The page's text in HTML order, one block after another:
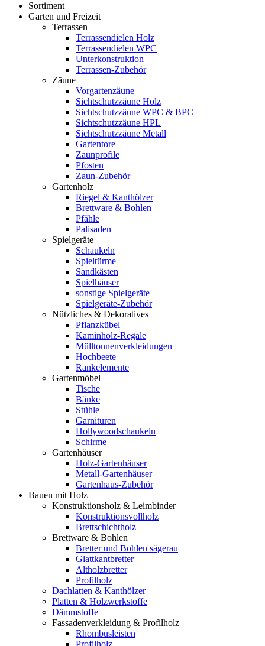
Sortiment
Garten und Freizeit
Terrassen
Terrassendielen Holz
Terrassendielen WPC
Unterkonstruktion
Terrassen-Zubehör
Zäune
Vorgartenzäune
Sichtschutzzäune Holz
Sichtschutzzäune WPC & BPC
Sichtschutzzäune HPL
Sichtschutzzäune Metall
Gartentore
Zaunprofile
Pfosten
Zaun-Zubehör
Gartenholz
Riegel & Kanthölzer
Brettware & Bohlen
Pfähle
Palisaden
Spielgeräte
Schaukeln
Spieltürme
Sandkästen
Spielhäuser
sonstige Spielgeräte
Spielgeräte-Zubehör
Nützliches & Dekoratives
Pflanzkübel
Kaminholz-Regale
Mülltonnenverkleidungen
Hochbeete
Rankelemente
Gartenmöbel
Tische
Bänke
Stühle
Garnituren
Hollywoodschaukeln
Schirme
Gartenhäuser
Holz-Gartenhäuser
Metall-Gartenhäuser
Gartenhaus-Zubehör
Bauen mit Holz
Konstruktionsholz & Leimbinder
Konstruktionsvollholz
Brettschichtholz
Brettware & Bohlen
Bretter und Bohlen sägerau
Glattkantbretter
Altholzbretter
Profilholz
Dachlatten & Kanthölzer
Platten & Holzwerkstoffe
Dämmstoffe
Fassadenverkleidung & Profilholz
Rhombusleisten